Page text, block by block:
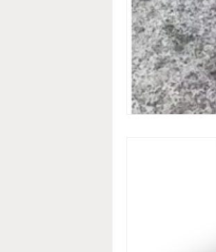
Psicologia/